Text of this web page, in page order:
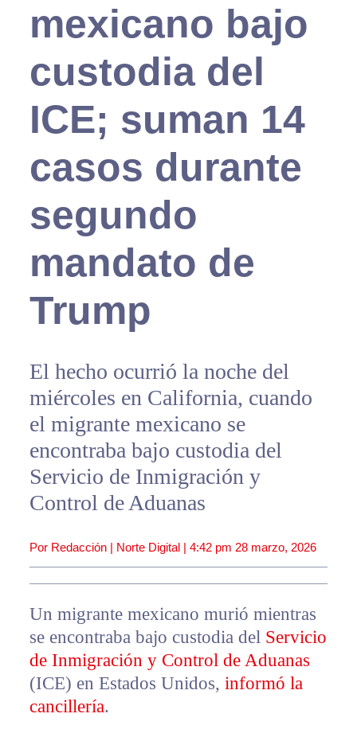
mexicano bajo
custodia del
ICE; suman 14
casos durante
segundo
mandato de
Trump
El hecho ocurrió la noche del
miércoles en California, cuando
el migrante mexicano se
encontraba bajo custodia del
Servicio de Inmigración y
Control de Aduanas
Por Redacción | Norte Digital | 4:42 pm 28 marzo, 2026
Un migrante mexicano murió mientras
se encontraba bajo custodia del Servicio
de Inmigración y Control de Aduanas
(ICE) en Estados Unidos, informó la
cancillería.